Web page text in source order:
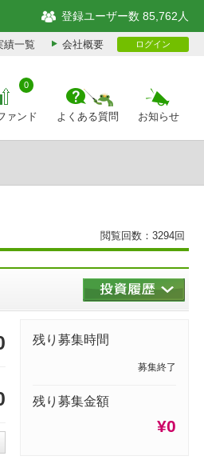
登録ユーザー数 85,762人
績一覧 会社概要 ログイン
ァンド
0
よくある質問 お知らせ
閲覧回数：3294回
残り募集時間
募集終了
残り募集金額
¥0